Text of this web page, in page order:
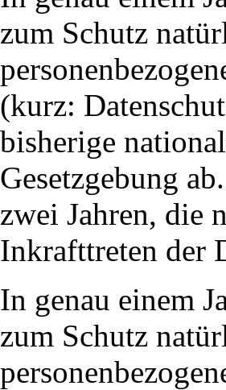
zum Schutz
(kurz:
bisherige
Gesetzgebung
zwei Jahren, die
Inkrafttreten der
In genau einem
zum Schutz